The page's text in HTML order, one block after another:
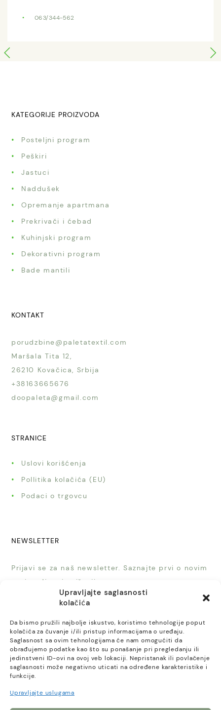
Upravljajte saglasnosti
kolačića
Da bismo pružili najbolje iskustvo, koristimo tehnologije poput
kolačića za čuvanje i/ili pristup informacijama o uređaju.
Saglasnost sa ovim tehnologijama će nam omogućiti da
obrađujemo podatke kao što su ponašanje pri pregledanju ili
jedinstveni ID-ovi na ovoj veb lokaciji. Nepristanak ili povlačenje
saglasnosti može negativno uticati na određene karakteristike i
funkcije.
Upravljajte uslugama
063/344-562
KATEGORIJE PROIZVODA
Posteljni program
Peškiri
Jastuci
Naddušek
Opremanje apartmana
Prekrivači i ćebad
Kuhinjski program
Dekorativni program
Bade mantili
KONTAKT
porudzbine@paletatextil.com
Maršala Tita 12,
26210 Kovačica, Srbija
+38163665676
doopaleta@gmail.com
STRANICE
Uslovi korišćenja
Pollitika kolačića (EU)
Podaci o trgovcu
NEWSLETTER
Prijavi se za naš newsletter. Saznajte prvi o novim
proizvodima i sniženjima.
PRIJAVI SE
© 2023, Paleta Textil